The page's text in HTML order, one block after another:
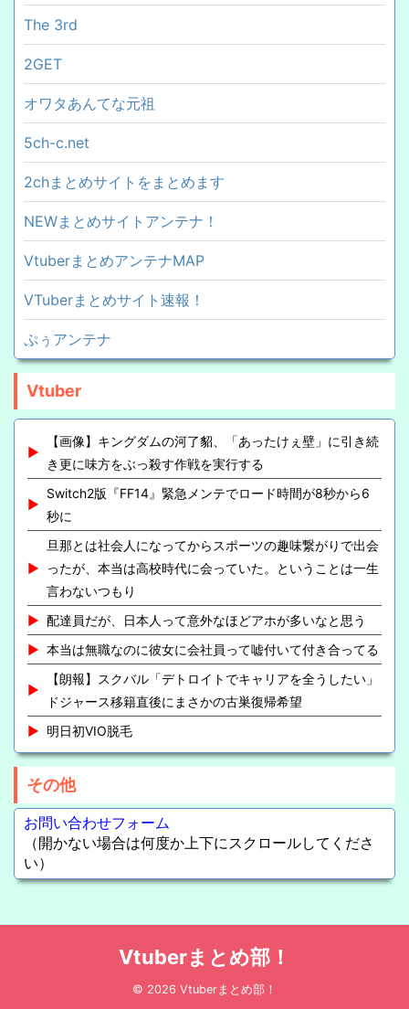
The 3rd
2GET
オワタあんてな元祖
5ch-c.net
2chまとめサイトをまとめます
NEWまとめサイトアンテナ！
VtuberまとめアンテナMAP
VTuberまとめサイト速報！
ぷぅアンテナ
Vtuber
【画像】キングダムの河了貂、「あったけぇ壁」に引き続
き更に味方をぶっ殺す作戦を実行する
Switch2版『FF14』緊急メンテでロード時間が8秒から6
秒に
旦那とは社会人になってからスポーツの趣味繋がりで出会
ったが、本当は高校時代に会っていた。ということは一生
言わないつもり
配達員だが、日本人って意外なほどアホが多いなと思う
本当は無職なのに彼女に会社員って嘘付いて付き合ってる
【朗報】スクバル「デトロイトでキャリアを全うしたい」
ドジャース移籍直後にまさかの古巣復帰希望
明日初VIO脱毛
その他
お問い合わせフォーム
（開かない場合は何度か上下にスクロールしてくださ
い）
Vtuberまとめ部！
© 2026 Vtuberまとめ部！